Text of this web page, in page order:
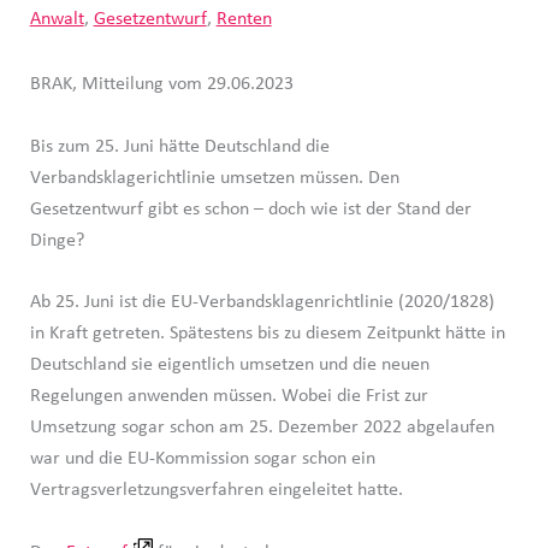
Anwalt, Gesetzentwurf, Renten
BRAK, Mitteilung vom 29.06.2023
Bis zum 25. Juni hätte Deutschland die
Verbandsklagerichtlinie umsetzen müssen. Den
Gesetzentwurf gibt es schon – doch wie ist der Stand der
Dinge?
Ab 25. Juni ist die EU-Verbandsklagenrichtlinie (2020/1828)
in Kraft getreten. Spätestens bis zu diesem Zeitpunkt hätte in
Deutschland sie eigentlich umsetzen und die neuen
Regelungen anwenden müssen. Wobei die Frist zur
Umsetzung sogar schon am 25. Dezember 2022 abgelaufen
war und die EU-Kommission sogar schon ein
Vertragsverletzungsverfahren eingeleitet hatte.